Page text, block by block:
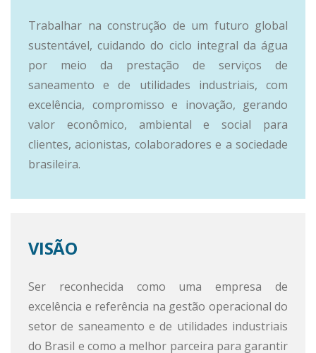
Trabalhar na construção de um futuro global
sustentável, cuidando do ciclo integral da água
por meio da prestação de serviços de
saneamento e de utilidades industriais, com
excelência, compromisso e inovação, gerando
valor econômico, ambiental e social para
clientes, acionistas, colaboradores e a sociedade
brasileira.
VISÃO
Ser reconhecida como uma empresa de
excelência e referência na gestão operacional do
setor de saneamento e de utilidades industriais
do Brasil e como a melhor parceira para garantir